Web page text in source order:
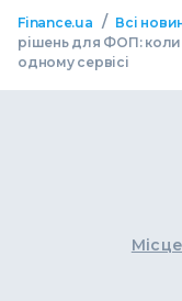
Finance.ua / Всі
рішень для ФОП: коли
одному сервісі